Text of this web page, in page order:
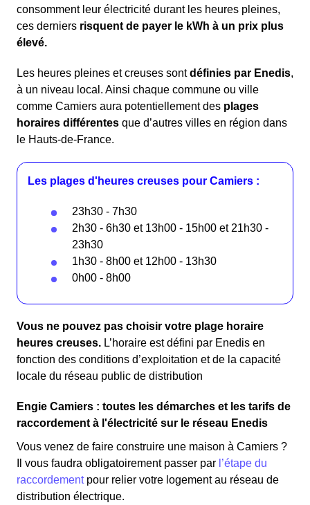
consomment leur électricité durant les heures pleines,
ces derniers risquent de payer le kWh à un prix plus
élevé.
Les heures pleines et creuses sontdéfinies par Enedis,
à un niveau local. Ainsi chaque commune ou ville
comme Camiers aura potentiellement des plages
horaires différentes que d’autres villes en région dans
le Hauts-de-France.
Les plages d'heures creuses pour Camiers :
23h30 - 7h30
2h30 - 6h30 et 13h00 - 15h00 et 21h30 -
23h30
1h30 - 8h00 et 12h00 - 13h30
0h00 - 8h00
Vous ne pouvez pas choisir votre plage horaire
heures creuses. L’horaire est défini par Enedis en
fonction des conditions d’exploitation et de la capacité
locale du réseau public de distribution
Engie Camiers : toutes les démarches et les tarifs de
raccordement à l'électricité sur le réseau Enedis
Vous venez de faire construire une maison à Camiers ?
Il vous faudra obligatoirement passer par l’étape du
raccordementpour relier votre logement au réseau de
distribution électrique.